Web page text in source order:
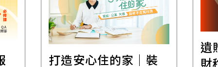
打造安心住的家｜裝
遺
財